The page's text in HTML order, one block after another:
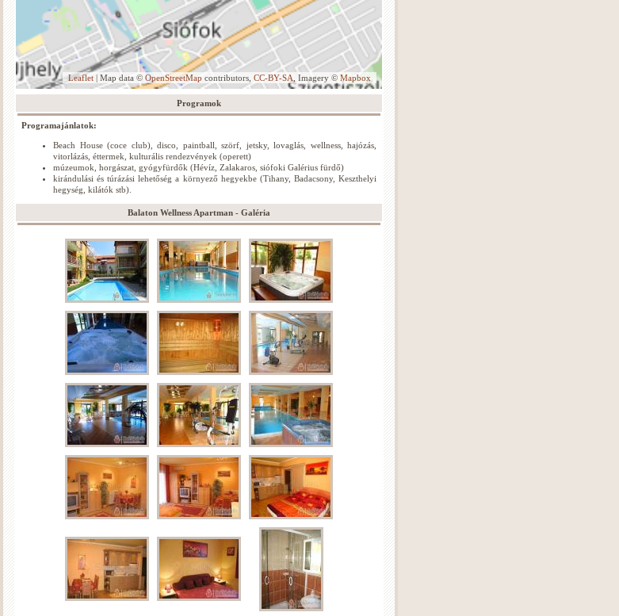
Leaflet | Map data © OpenStreetMap contributors, CC-BY-SA , Imagery © Mapbox
Programok
Programajánlatok:
Beach House (coce club), disco, paintball, szörf, jetsky, lovaglás, wellness, hajózás,
vitorlázás, éttermek, kulturális rendezvények (operett)
múzeumok, horgászat, gyógyfürdők (Hévíz, Zalakaros, siófoki Galérius fürdő)
kirándulási és túrázási lehetőség a környező hegyekbe (Tihany, Badacsony, Keszthelyi
hegység, kilátók stb).
Balaton Wellness Apartman - Galéria